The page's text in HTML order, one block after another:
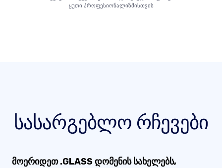
ყუთი პროფესიონალიზმისთვის
სასარგებლო რჩევები
მოერიდეთ .GLASS დომენის სახელებს,